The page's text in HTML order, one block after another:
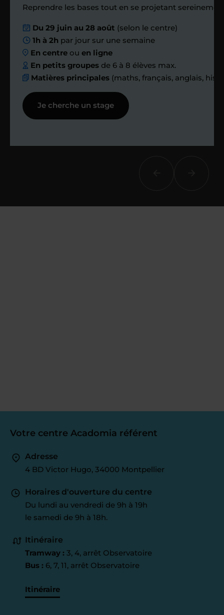
Nous planifions
ensemble des
échanges réguliers
Afin de suivre le travail et les progrès
réalisés, votre enseignant et moi-
même vous proposons des points et
Reprendre les bases tout en se projetant
Du 29 juin au 28 août (selon le centre)
1h à 2h par jour sur une semaine
En centre ouen ligne
En petits groupes de 6 à 8 élèves max.
Matières principales (maths, français, anglais,
Je cherche un stage
Votre centre Acadomia référent
Adresse
4 BD Victor Hugo, 34000 Montpellier
Horaires d'ouverture du centre
Du lundi au vendredi de 9h à 19h
le samedi de 9h à 18h.
Itinéraire
Tramway : 3, 4, arrêt Observatoire
Bus : 6, 7, 11, arrêt Observatoire
Itinéraire